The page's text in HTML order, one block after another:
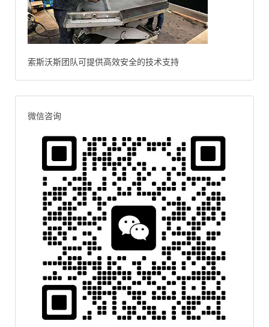
索斯沃斯团队可提供高效安全的技术支持
微信咨询